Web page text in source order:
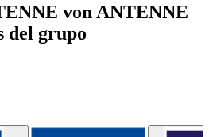
von ANTENNE
del grupo